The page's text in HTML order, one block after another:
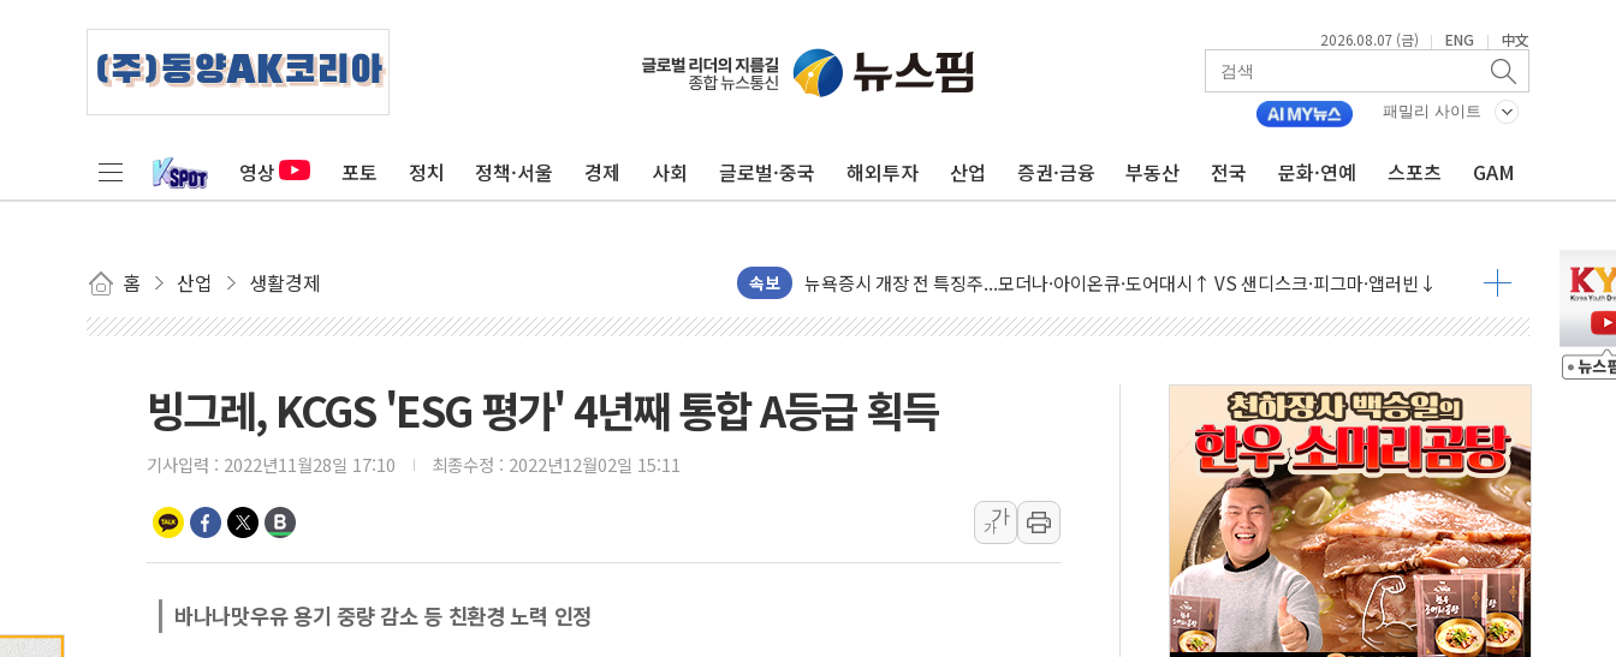
2026.08.07 (금) | ENG | 中文
패밀리 사이트
영상 포토 정치 정책·서울 경제 사회 글로벌·중국 해외투자 산업 증권·금융 부동산 전국 문화·연예 스포츠 GAM
홈 산업 생활경제 속보
리투아니아 국방 "러, 우크라 드론으로 나토 회원국 공격 검토… 거짓 깃발 작전"
뉴욕증시 개장 전 특징주...모더나·아이온큐·도어대시↑ VS 샌디스크·피그마·앱러빈↓
김정관 장관 "영업이익 N% 성과급 반대…상법·자본시장법 개정 논의"
청와대, 북한 단거리 탄도미사일 발사에 긴급 안보 점검회의
금값 7주 만에 최고…美 고용 둔화·호르무즈 재개방 기대에 강세
[인도증시] 중동 긴장 완화에 실적 호조까지, 상승...호실적 보고 기업 상승세 뚜렷
러, 1인칭시점 드론으로 우크라 민간인 '사파리' 공격… 시민들 공포감 극대화 전략
[베트남 증시] 지수 하락 속 'DGC' 임시 주총 기대감에 홀로 상한가…마진 잔액은 사상 최고
'월가의 황제' 다이먼 "금융시장 레버리지 위험수위…숨은 차입이 더 큰 변수"
양주 섬유염색공장서 화재 1명 중상…대응 1단계 진압 중
김정관 산업부 장관 "주 52시간 손봐야, 경쟁상대 中과 비교해야"
빙그레, KCGS 'ESG 평가' 4년째 통합 A등급 획득
기사입력 : 2022년11월28일 17:10 최종수정 : 2022년12월02일 15:11
가
가
바나나맛우유 용기 중량 감소 등 친환경 노력 인정